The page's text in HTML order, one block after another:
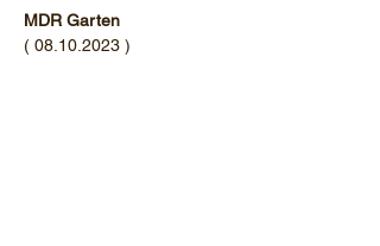
MDR Garten
( 08.10.2023 )